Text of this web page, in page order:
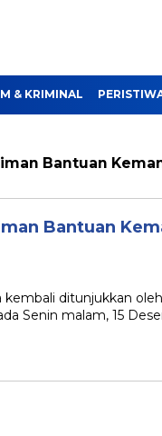
& KRIMINAL
Bantuan
Bantuan
ditunjukkan
Senin malam, 15